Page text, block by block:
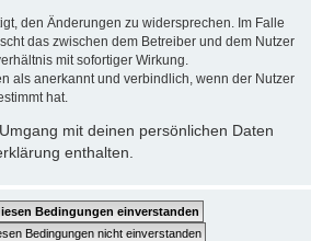
den Änderungen zu widersprechen. Im Falle
das zwischen dem Betreiber und dem Nutzer
mit sofortiger Wirkung.
als anerkannt und verbindlich, wenn der Nutzer
hat.
mit deinen persönlichen Daten
enthalten.